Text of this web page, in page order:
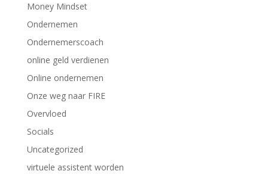
Money Mindset
Ondernemen
Ondernemerscoach
online geld verdienen
Online ondernemen
Onze weg naar FIRE
Overvloed
Socials
Uncategorized
virtuele assistent worden